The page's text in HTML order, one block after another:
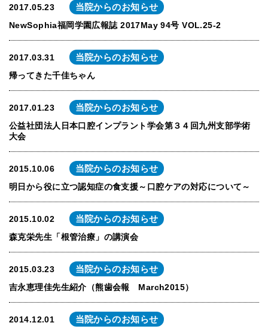
2017.05.23 当院からのお知らせ
NewSophia福岡学園広報誌 2017May 94号 VOL.25-2
2017.03.31 当院からのお知らせ
帰ってきた千佳ちゃん
2017.01.23 当院からのお知らせ
公益社団法人日本口腔インプラント学会第３４回九州支部学術
大会
2015.10.06 当院からのお知らせ
明日から役に立つ認知症の食支援～口腔ケアの対応について～
2015.10.02 当院からのお知らせ
森克栄先生「根管治療」の講演会
2015.03.23 当院からのお知らせ
吉永恵理佳先生紹介（熊歯会報 March2015）
2014.12.01 当院からのお知らせ